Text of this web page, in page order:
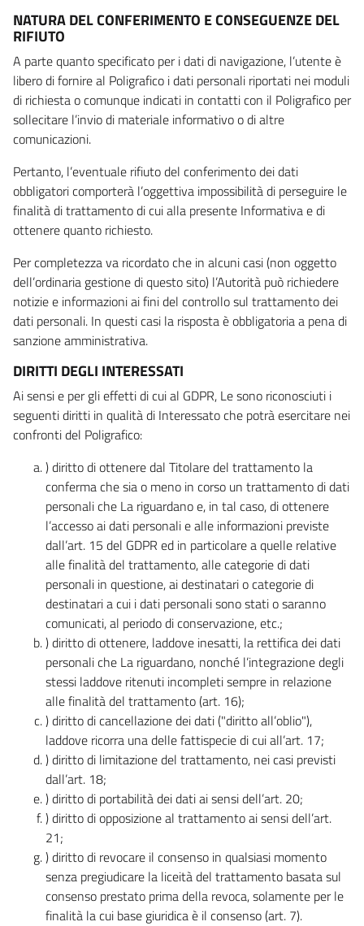
NATURA DEL CONFERIMENTO E CONSEGUENZE DEL
RIFIUTO
A parte quanto specificato per i dati di navigazione, l’utente è
libero di fornire al Poligrafico i dati personali riportati nei moduli
di richiesta o comunque indicati in contatti con il Poligrafico per
sollecitare l’invio di materiale informativo o di altre
comunicazioni.
Pertanto, l’eventuale rifiuto del conferimento dei dati
obbligatori comporterà l’oggettiva impossibilità di perseguire le
finalità di trattamento di cui alla presente Informativa e di
ottenere quanto richiesto.
Per completezza va ricordato che in alcuni casi (non oggetto
dell’ordinaria gestione di questo sito) l’Autorità può richiedere
notizie e informazioni ai fini del controllo sul trattamento dei
dati personali. In questi casi la risposta è obbligatoria a pena di
sanzione amministrativa.
DIRITTI DEGLI INTERESSATI
Ai sensi e per gli effetti di cui al GDPR, Le sono riconosciuti i
seguenti diritti in qualità di Interessato che potrà esercitare nei
confronti del Poligrafico:
) diritto di ottenere dal Titolare del trattamento la
conferma che sia o meno in corso un trattamento di dati
personali che La riguardano e, in tal caso, di ottenere
l’accesso ai dati personali e alle informazioni previste
dall’art. 15 del GDPR ed in particolare a quelle relative
alle finalità del trattamento, alle categorie di dati
personali in questione, ai destinatari o categorie di
destinatari a cui i dati personali sono stati o saranno
comunicati, al periodo di conservazione, etc.;
) diritto di ottenere, laddove inesatti, la rettifica dei dati
personali che La riguardano, nonché l’integrazione degli
stessi laddove ritenuti incompleti sempre in relazione
alle finalità del trattamento (art. 16);
) diritto di cancellazione dei dati ("diritto all’oblio"),
laddove ricorra una delle fattispecie di cui all’art. 17;
) diritto di limitazione del trattamento, nei casi previsti
dall’art. 18;
) diritto di portabilità dei dati ai sensi dell’art. 20;
) diritto di opposizione al trattamento ai sensi dell’art.
21;
) diritto di revocare il consenso in qualsiasi momento
senza pregiudicare la liceità del trattamento basata sul
consenso prestato prima della revoca, solamente per le
finalità la cui base giuridica è il consenso (art. 7).